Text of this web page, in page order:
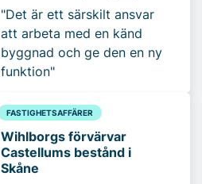
"Det är ett särskilt ansvar
att arbeta med en känd
byggnad och ge den en ny
funktion"
FASTIGHETSAFFÄRER
Wihlborgs förvärvar
Castellums bestånd i
Skåne